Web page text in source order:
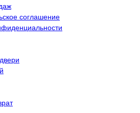
соглашение